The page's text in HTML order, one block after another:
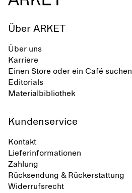
Über ARKET
Über uns
Karriere
Einen Store oder ein Café suchen
Editorials
Materialbibliothek
Kundenservice
Kontakt
Lieferinformationen
Zahlung
Rücksendung & Rückerstattung
Widerrufsrecht